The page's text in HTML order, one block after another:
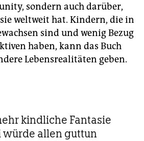
sondern auch darüber,
weltweit hat. Kindern, die in
sind und wenig Bezug
haben, kann das Buch
Lebensrealitäten geben.
kindliche Fantasie
würde allen guttun